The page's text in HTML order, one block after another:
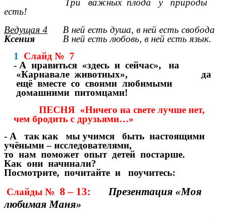
Три важных плода у природы
есть!
Ведущая 4 В ней есть душа, в ней есть свобода
Ксения
В ней есть любовь, в ней есть язык.
1
Слайд № 7
- А нравиться «здесь и сейчас», на
«Карнавале животных», да
ещё вместе со своими любимыми
домашними питомцами!
ПЕСНЯ «Ничего на свете лучше нет,
чем бродить с друзьями…»
- А так как мы учимся быть настоящими
учёными – исследователями,
то нам поможет опыт детей постарше.
Как они начинали?
Посмотрите, почитайте и поучитесь:
Слайды № 8 – 13: Презентация «Моя
любимая Маня»